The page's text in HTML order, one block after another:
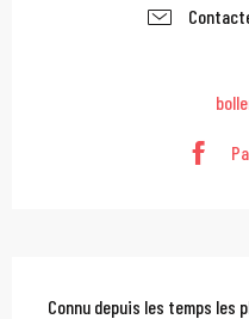
Connu depuis les temps les